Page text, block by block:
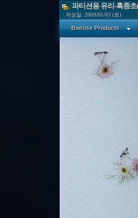
Bwrose Products
파티션용 유리-흑종초
ㆍ작성일: 2009/01/03 (토)
파티션용 유리 입니다. 흑